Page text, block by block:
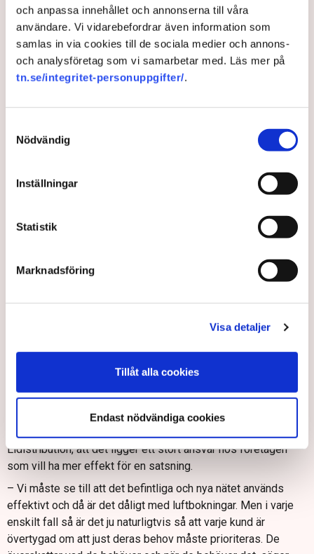
och anpassa innehållet och annonserna till våra
användare. Vi vidarebefordrar även information som
samlas in via cookies till de sociala medier och annons-
och analysföretag som vi samarbetar med. Läs mer på
tn.se/integritet-personuppgifter/.
Nödvändig
Inställningar
Statistik
Marknadsföring
Visa detaljer
Tillåt alla cookies
Endast nödvändiga cookies
Enormt investeringsbehov
Förslagen i rapporten rör allt från parallella
tillståndsprocesser, nya arbetsmetoder – bland annat med
inspiration från andra infrastrukturtunga sektorer, förbättrade
det vill säga att en industri bokar upp en effekttilldelning som
inte användas. Det handlar också om EU-regleringar som är
dåligt anpassade för svenska förhållanden, intressekonflikter
bristen på kompetent arbetskraft. Bland annat.
kronor stort fram till 2045, varav drygt hälften av pengarna
ska gå till reinvesteringar. En stor del av utbyggnaden måste
Ett förslag som diskuteras mycket är så kallade villkorade
går med på begränsad elanvändning under de timmar då
upp processerna. Det finns flera sådana här lågt hängande
Behov överskattas
När det gäller luftbokningar menar Jakob Eliasson, Vattenfall
Eldistribution, att det ligger ett stort ansvar hos företagen
som vill ha mer effekt för en satsning.
– Vi måste se till att det befintliga och nya nätet används
effektivt och då är det dåligt med luftbokningar. Men i varje
enskilt fall så är det ju naturligtvis så att varje kund är
övertygad om att just deras behov måste prioriteras. De